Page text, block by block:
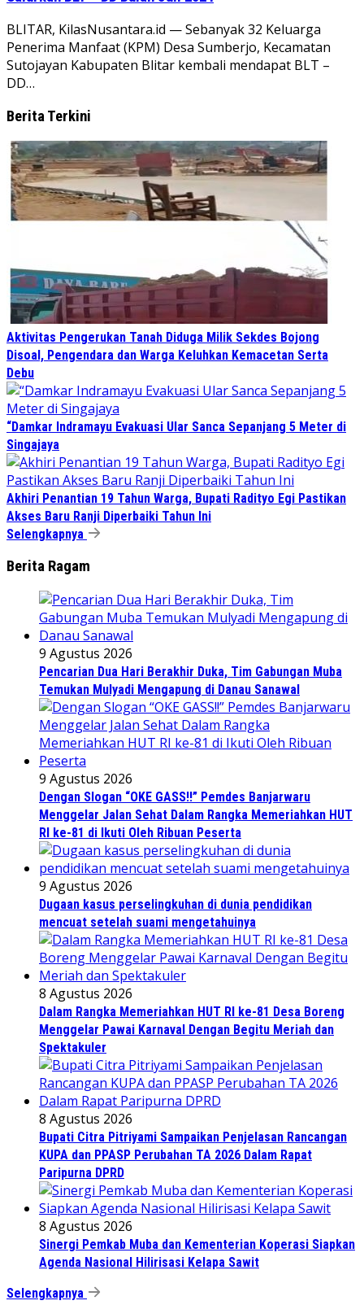
BLITAR, KilasNusantara.id — Sebanyak 32 Keluarga
Penerima Manfaat (KPM) Desa Sumberjo, Kecamatan
Sutojayan Kabupaten Blitar kembali mendapat BLT –
DD…
Berita Terkini
Aktivitas Pengerukan Tanah Diduga Milik Sekdes Bojong
Disoal, Pengendara dan Warga Keluhkan Kemacetan Serta
Debu
“Damkar Indramayu Evakuasi Ular Sanca Sepanjang 5 Meter di
Singajaya
Akhiri Penantian 19 Tahun Warga, Bupati Radityo Egi Pastikan
Akses Baru Ranji Diperbaiki Tahun Ini
Selengkapnya
Berita Ragam
9 Agustus 2026
Pencarian Dua Hari Berakhir Duka, Tim Gabungan Muba
Temukan Mulyadi Mengapung di Danau Sanawal
9 Agustus 2026
Dengan Slogan “OKE GASS!!” Pemdes Banjarwaru
Menggelar Jalan Sehat Dalam Rangka Memeriahkan HUT
RI ke-81 di Ikuti Oleh Ribuan Peserta
9 Agustus 2026
Dugaan kasus perselingkuhan di dunia pendidikan
mencuat setelah suami mengetahuinya
8 Agustus 2026
Dalam Rangka Memeriahkan HUT RI ke-81 Desa Boreng
Menggelar Pawai Karnaval Dengan Begitu Meriah dan
Spektakuler
8 Agustus 2026
Bupati Citra Pitriyami Sampaikan Penjelasan Rancangan
KUPA dan PPASP Perubahan TA 2026 Dalam Rapat
Paripurna DPRD
8 Agustus 2026
Sinergi Pemkab Muba dan Kementerian Koperasi Siapkan
Agenda Nasional Hilirisasi Kelapa Sawit
Selengkapnya